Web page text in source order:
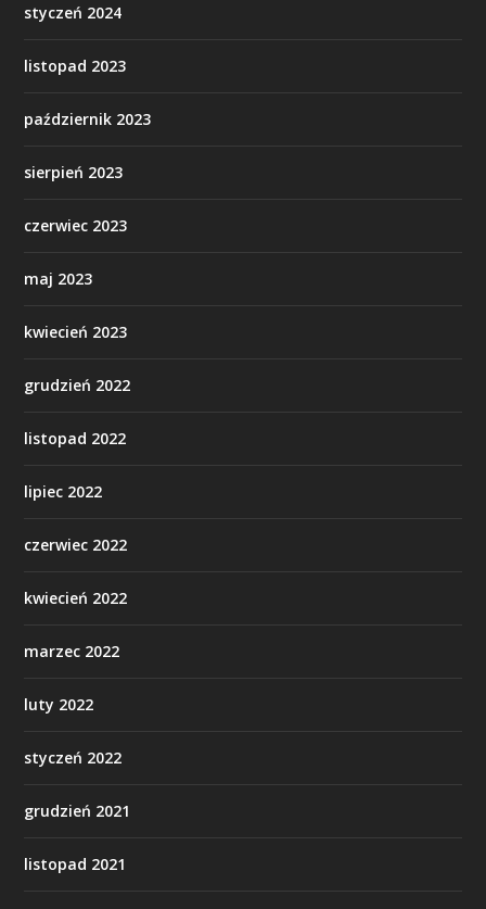
styczeń 2024
listopad 2023
październik 2023
sierpień 2023
czerwiec 2023
maj 2023
kwiecień 2023
grudzień 2022
listopad 2022
lipiec 2022
czerwiec 2022
kwiecień 2022
marzec 2022
luty 2022
styczeń 2022
grudzień 2021
listopad 2021